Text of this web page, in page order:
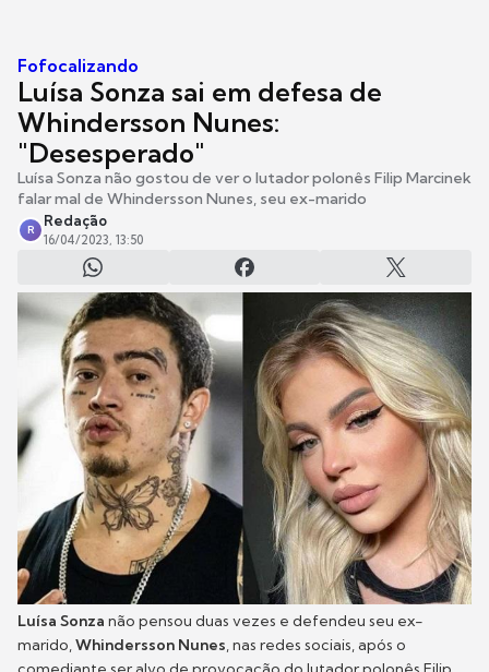
Fofocalizando
Luísa Sonza sai em defesa de
Whindersson Nunes:
"Desesperado"
Luísa Sonza não gostou de ver o lutador polonês Filip Marcinek
falar mal de Whindersson Nunes, seu ex-marido
R
Redação
16/04/2023, 13:50
Luísa Sonza não pensou duas vezes e defendeu seu ex-
marido,Whindersson Nunes, nas redes sociais, após o